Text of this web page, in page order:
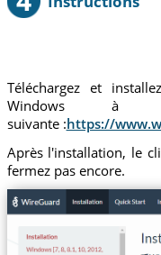
Téléchargez et
Windows
suivante :https://
Après l'installation, le
fermez pas encore.